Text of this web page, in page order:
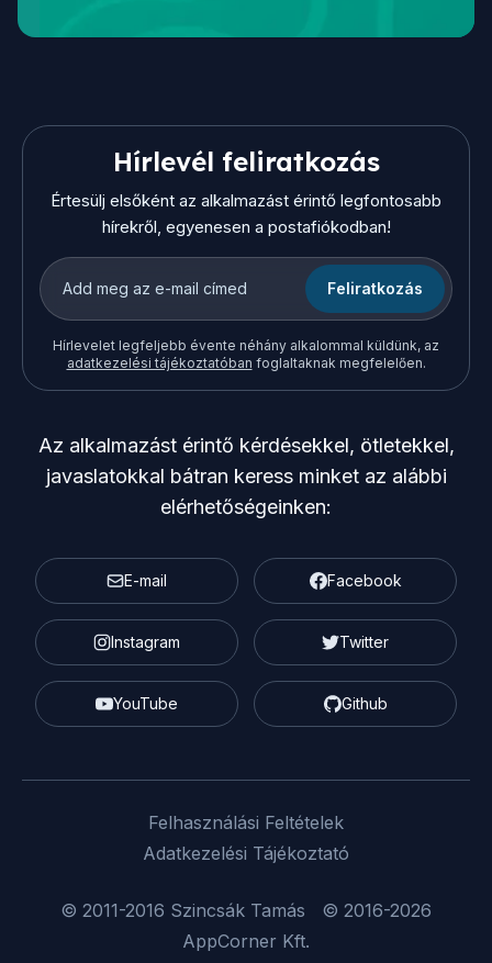
Hírlevél feliratkozás
Értesülj elsőként az alkalmazást érintő legfontosabb
hírekről, egyenesen a postafiókodban!
Feliratkozás
Hírlevelet legfeljebb évente néhány alkalommal küldünk, az
adatkezelési tájékoztatóban foglaltaknak megfelelően.
Az alkalmazást érintő kérdésekkel, ötletekkel,
javaslatokkal bátran keress minket az alábbi
elérhetőségeinken:
E-mail Facebook
Instagram Twitter
YouTube Github
Felhasználási Feltételek
Adatkezelési Tájékoztató
© 2011-2016 Szincsák Tamás © 2016-2026
AppCorner Kft.